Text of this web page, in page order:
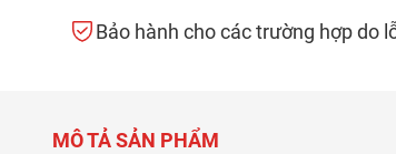
Bảo hành cho các trường hợp do
MÔ TẢ SẢN PHẨM